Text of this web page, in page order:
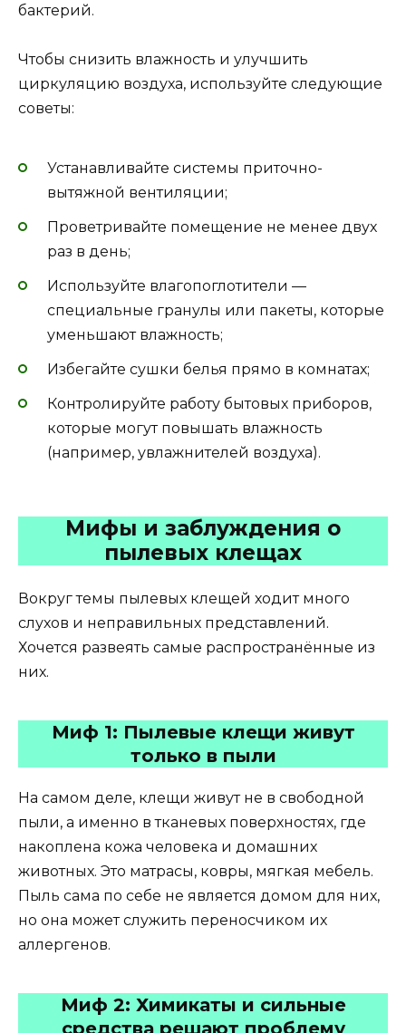
бактерий.
Чтобы снизить влажность и улучшить
циркуляцию воздуха, используйте следующие
советы:
Устанавливайте системы приточно-
вытяжной вентиляции;
Проветривайте помещение не менее двух
раз в день;
Используйте влагопоглотители —
специальные гранулы или пакеты, которые
уменьшают влажность;
Избегайте сушки белья прямо в комнатах;
Контролируйте работу бытовых приборов,
которые могут повышать влажность
(например, увлажнителей воздуха).
Мифы и заблуждения о
пылевых клещах
Вокруг темы пылевых клещей ходит много
слухов и неправильных представлений.
Хочется развеять самые распространённые из
них.
Миф 1: Пылевые клещи живут
только в пыли
На самом деле, клещи живут не в свободной
пыли, а именно в тканевых поверхностях, где
накоплена кожа человека и домашних
животных. Это матрасы, ковры, мягкая мебель.
Пыль сама по себе не является домом для них,
но она может служить переносчиком их
аллергенов.
Миф 2: Химикаты и сильные